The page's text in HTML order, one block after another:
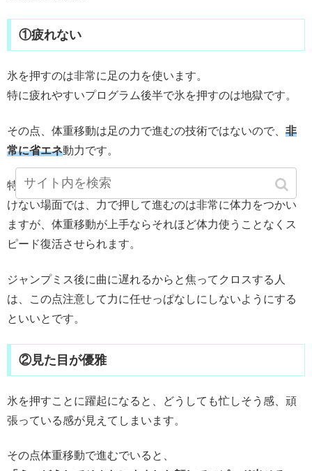
①疲れない
氷を押すのは非常に足の力を使います。
特に疲れやすいプログラム後半で氷を押すのは地獄です。
その点、体重移動は足の力で進むの技術ではないので、 非
常に省エネ動力です。
特に、ジャンプ失敗などで止まる→スピード出さないとい
けない場面では、力で押して進むのは非常に体力をつかい
ますが、体重移動が上手ならそれほど体力使うことなくス
ピード復活させられます。
ジャンプミス後に曲に遅れるからと焦ってクロスする人
は、この点注意して力に任せっぱなしにしないようにする
といいとです。
②見た目が優雅
氷を押すことに躍起になると、どうしても忙しそう感、頑
張っている感が見えてしまいます。
その点体重移動で進むでいると、